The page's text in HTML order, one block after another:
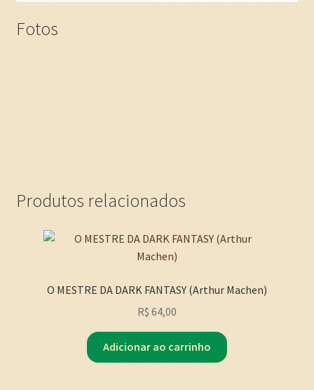
Fotos
Produtos relacionados
O MESTRE DA DARK FANTASY (Arthur Machen)
R$ 64,00
Adicionar ao carrinho